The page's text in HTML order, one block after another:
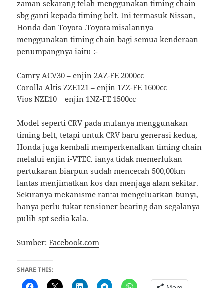
zaman sekarang telah menggunakan timing chain
sbg ganti kepada timing belt. Ini termasuk Nissan,
Honda dan Toyota .Toyota misalannya
menggunakan timing chain bagi semua kenderaan
penumpangnya iaitu :-
Camry ACV30 – enjin 2AZ-FE 2000cc
Corolla Altis ZZE121 – enjin 1ZZ-FE 1600cc
Vios NZE10 – enjin 1NZ-FE 1500cc
Model seperti CRV pada mulanya menggunakan
timing belt, tetapi untuk CRV baru generasi kedua,
Honda juga kembali memperkenalkan timing chain
melalui enjin i-VTEC. ianya tidak memerlukan
pertukaran biarpun sudah mencecah 500,00km
lantas menjimatkan kos dan menjaga alam sekitar.
Sekiranya mekanisme rantai mengeluarkan bunyi,
hanya perlu tukar tensioner bearing dan segalanya
pulih spt sedia kala.
Sumber:Facebook.com
SHARE THIS: